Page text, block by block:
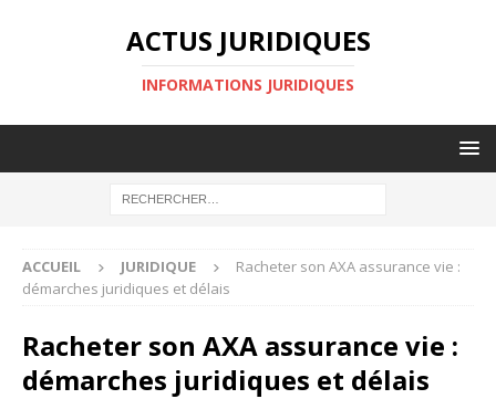
ACTUS JURIDIQUES
INFORMATIONS JURIDIQUES
ACCUEIL JURIDIQUE
Racheter son AXA assurance vie :
démarches juridiques et délais
Racheter son AXA assurance vie :
démarches juridiques et délais